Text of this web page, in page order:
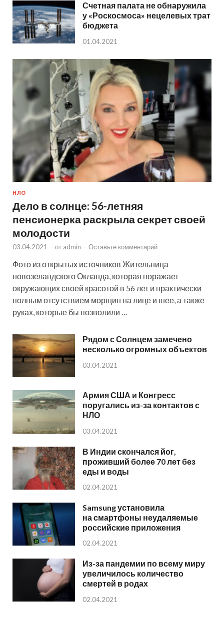
Счетная палата не обнаружила
у «Роскосмоса» нецелевых трат
бюджета
01.04.2021
НЛО
Дело в солнце: 56-летняя
пенсионерка раскрыла секрет своей
молодости
03.04.2021 - от admin - Оставьте комментарий
Фото из открытых источников Жительница
новозеландского Окланда, которая поражает
окружающих своей красотой в 56 лет и практически
полным отсутствием морщин на лице и шее, а также
руках, которые бы позволили …
Рядом с Солнцем замечено
несколько огромных объектов
03.04.2021
Армия США и Конгресс
поругались из-за контактов с
НЛО
03.04.2021
В Индии скончался йог,
проживший более 70 лет без
еды и воды
02.04.2021
Samsung установила
на смартфоны неудаляемые
российские приложения
02.04.2021
Из-за пандемии по всему миру
увеличилось количество
смертей в родах
02.04.2021